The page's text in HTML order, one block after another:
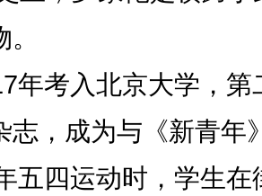
考入北京大学，第
志，成为与《新青
五四运动时，学生